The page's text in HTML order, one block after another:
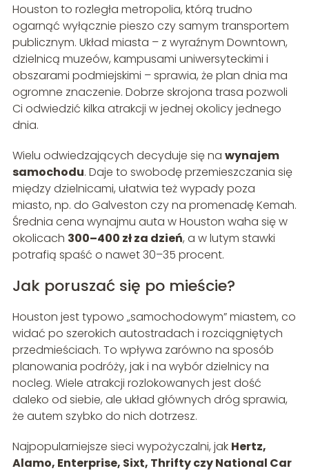
Houston to rozległa metropolia, którą trudno
ogarnąć wyłącznie pieszo czy samym transportem
publicznym. Układ miasta – z wyraźnym Downtown,
dzielnicą muzeów, kampusami uniwersyteckimi i
obszarami podmiejskimi – sprawia, że plan dnia ma
ogromne znaczenie. Dobrze skrojona trasa pozwoli
Ci odwiedzić kilka atrakcji w jednej okolicy jednego
dnia.
Wielu odwiedzających decyduje się na wynajem
samochodu. Daje to swobodę przemieszczania się
między dzielnicami, ułatwia też wypady poza
miasto, np. do Galveston czy na promenadę Kemah.
Średnia cena wynajmu auta w Houston waha się w
okolicach 300–400 zł za dzień, a w lutym stawki
potrafią spaść o nawet 30–35 procent.
Jak poruszać się po mieście?
Houston jest typowo „samochodowym” miastem, co
widać po szerokich autostradach i rozciągniętych
przedmieściach. To wpływa zarówno na sposób
planowania podróży, jak i na wybór dzielnicy na
nocleg. Wiele atrakcji rozlokowanych jest dość
daleko od siebie, ale układ głównych dróg sprawia,
że autem szybko do nich dotrzesz.
Najpopularniejsze sieci wypożyczalni, jak Hertz,
Alamo, Enterprise, Sixt, Thrifty czy National Car